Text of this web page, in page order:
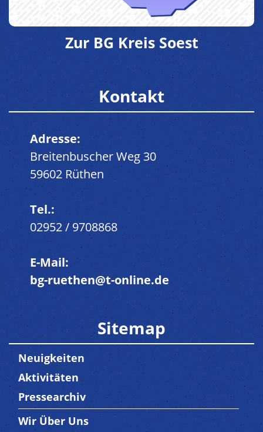
Zur BG Kreis Soest
Kontakt
Adresse:
Breitenbuscher Weg 30
59602 Rüthen
Tel.:
02952 / 9708868
E-Mail:
bg-ruethen@t-online.de
Sitemap
Neuigkeiten
Aktivitäten
Pressearchiv
Trenner3
Wir Über Uns